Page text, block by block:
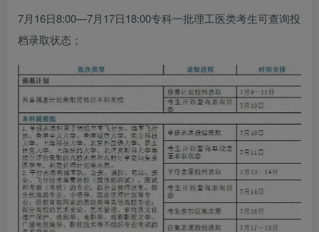
7月16日8:00—7月17日18:00专科一批理工医类考生可查询投
档录取状态；